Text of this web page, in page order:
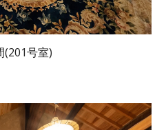
(201号室)